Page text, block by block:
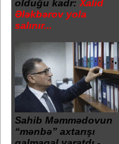
olduğu kadr: Xalid
Ələkbərov yola
salınır...
Sahib Məmmədovun
“mənbə” axtarışı